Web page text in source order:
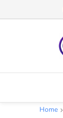
Home